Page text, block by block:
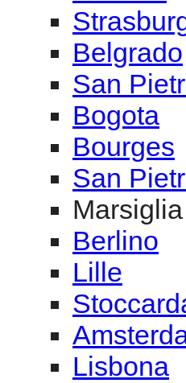
Belgrado
San
Bogota
Bourges
San
Marsiglia
Berlino
Lille
Lisbona